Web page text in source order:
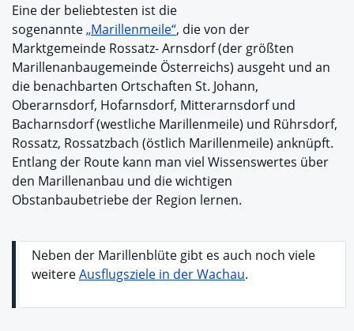
Eine der beliebtesten ist die
sogenannte„Marillenmeile“, die von der
Marktgemeinde Rossatz- Arnsdorf (der größten
Marillenanbaugemeinde Österreichs) ausgeht und an
die benachbarten Ortschaften St. Johann,
Oberarnsdorf, Hofarnsdorf, Mitterarnsdorf und
Bacharnsdorf (westliche Marillenmeile) und Rührsdorf,
Rossatz, Rossatzbach (östlich Marillenmeile) anknüpft.
Entlang der Route kann man viel Wissenswertes über
den Marillenanbau und die wichtigen
Obstanbaubetriebe der Region lernen.
Neben der Marillenblüte gibt es auch noch viele
weitereAusflugsziele in der Wachau.